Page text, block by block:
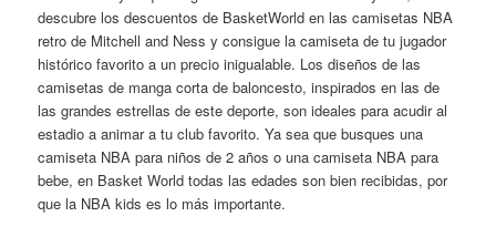
descubre los descuentos de BasketWorld en las camisetas NBA
retro de Mitchell and Ness y consigue la camiseta de tu jugador
histórico favorito a un precio inigualable. Los diseños de las
camisetas de manga corta de baloncesto, inspirados en las de
las grandes estrellas de este deporte, son ideales para acudir al
estadio a animar a tu club favorito. Ya sea que busques una
camiseta NBA para niños de 2 años o una camiseta NBA para
bebe, en Basket World todas las edades son bien recibidas, por
que la NBA kids es lo más importante.